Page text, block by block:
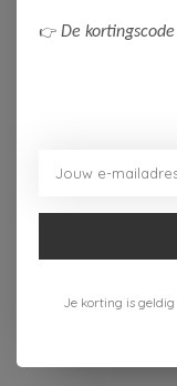
Cars Jeans
👉 De
Je korting is